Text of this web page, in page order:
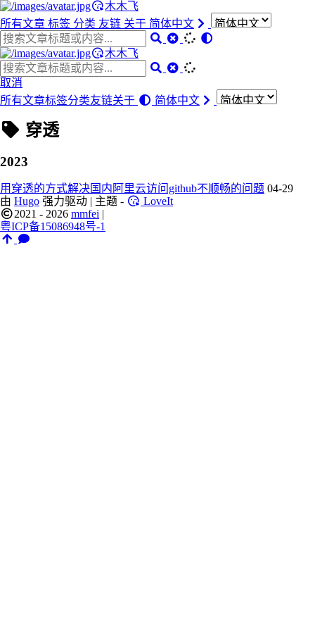
木木飞
所有文章 标签 分类 友链 关于 简体中文
木木飞
取消
所有文章标签分类友链关于 简体中文
穿透
2023
用穿透的方式解决国内阿里云访问github不顺畅的问题 04-29
由 Hugo 强力驱动 | 主题 -
LoveIt
2021 - 2026 mmfei |
粤ICP备15086948号-1